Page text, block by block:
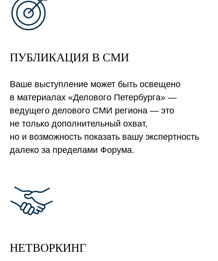
ПУБЛИКАЦИЯ В СМИ
Ваше выступление может быть освещено
в материалах «Делового Петербурга» —
ведущего делового СМИ региона — это
не только дополнительный охват,
но и возможность показать вашу экспертность
далеко за пределами Форума.
НЕТВОРКИНГ